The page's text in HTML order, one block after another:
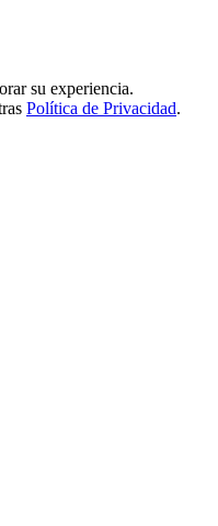
su experiencia.
Política de Privacidad.